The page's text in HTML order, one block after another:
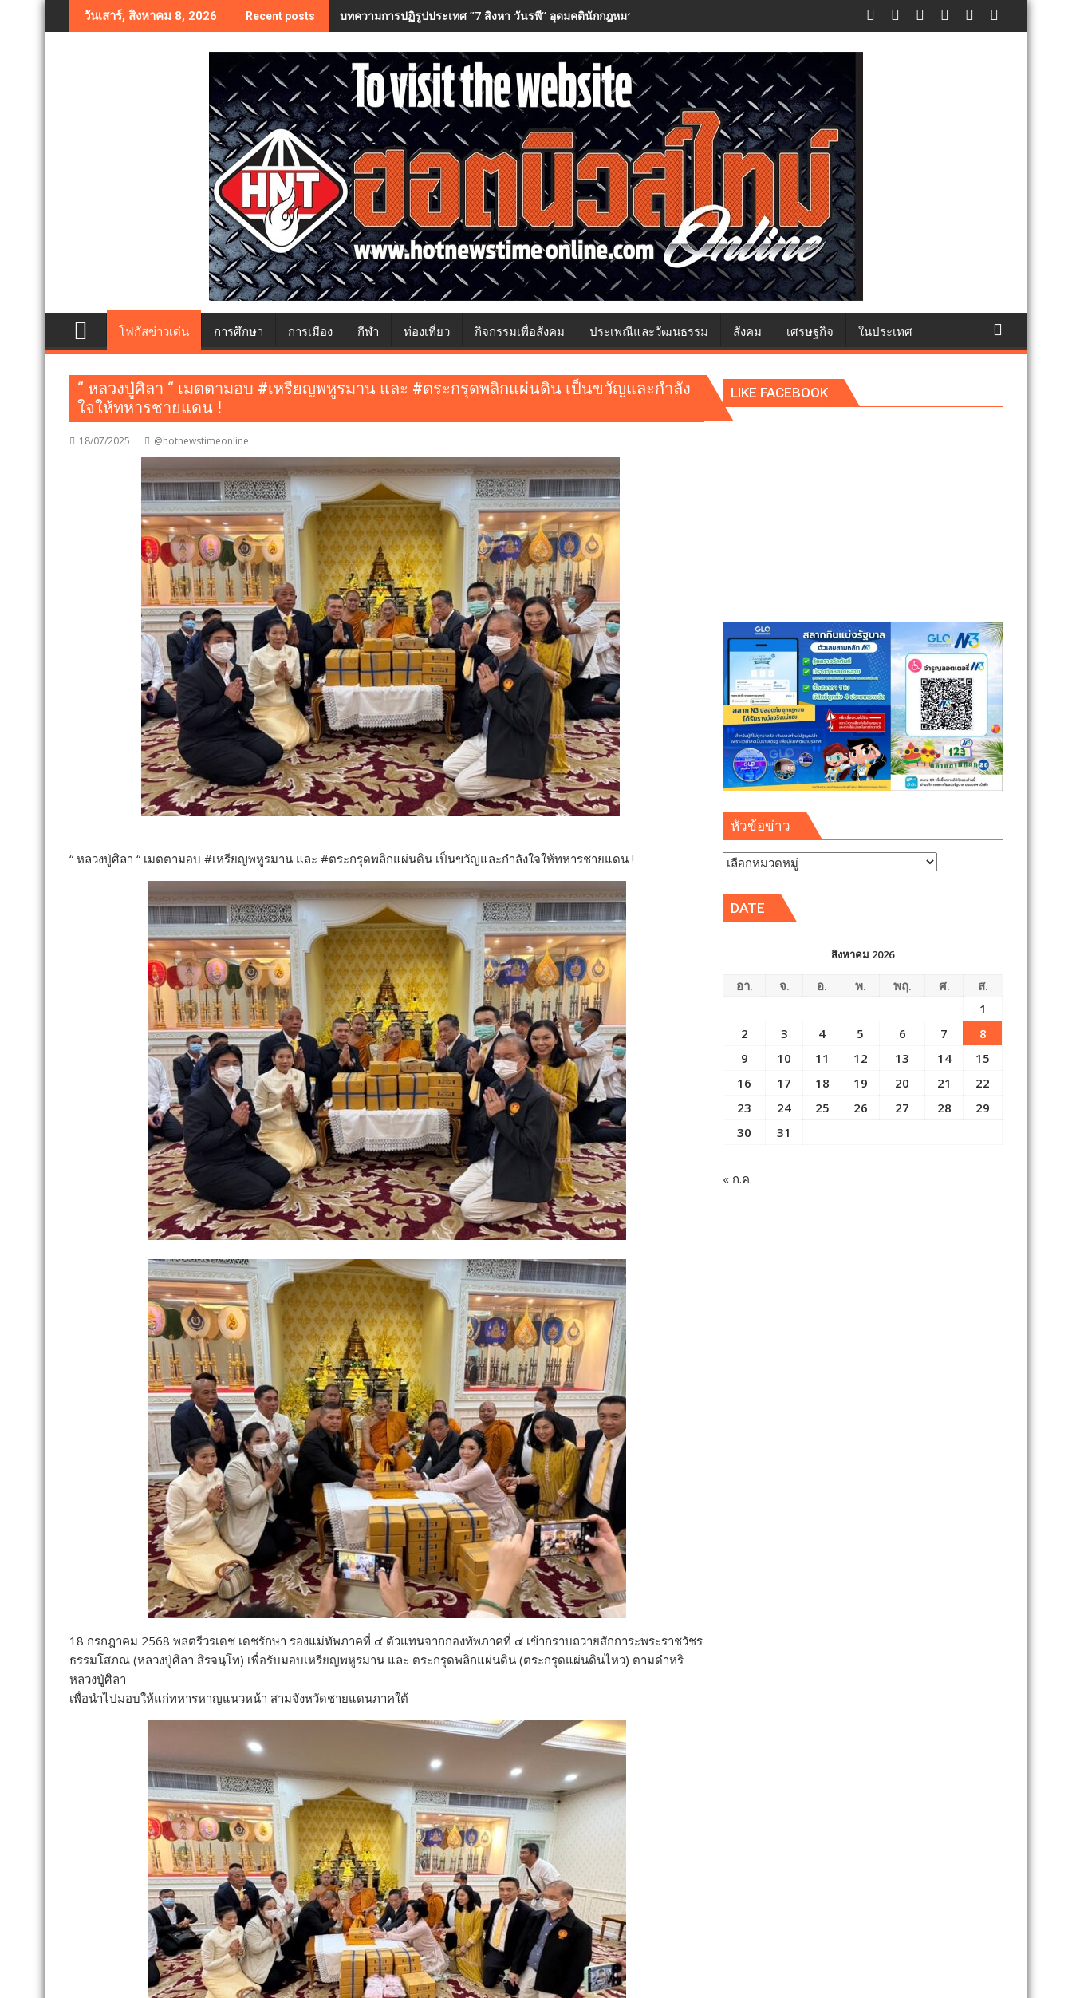
to
วันเสาร์, สิงหาคม 8, 2026 Recent posts บทความการปฏิรูปประเทศ ”7 สิงหา วันรพี“ อุดมคตินักกฎหมายภายใต้วิกฤติศรัทธา
โฟกัสข่าวเด่น การศึกษา การเมือง กีฬา ท่องเที่ยว กิจกรรมเพื่อสังคม ประเพณีและวัฒนธรรม สังคม เศรษฐกิจ ในประเทศ
“ หลวงปู่ศิลา “ เมตตามอบ #เหรียญพหูรมาน และ #ตระกรุดพลิกแผ่นดิน เป็นขวัญและกำลัง
ใจให้ทหารชายแดน !
18/07/2025 @hotnewstimeonline
“ หลวงปู่ศิลา “ เมตตามอบ #เหรียญพหูรมาน และ #ตระกรุดพลิกแผ่นดิน เป็นขวัญและกำลังใจให้ทหารชายแดน !
18 กรกฎาคม 2568 พลตรีวรเดช เดชรักษา รองแม่ทัพภาคที่ ๔ ตัวแทนจากกองทัพภาคที่ ๔ เข้ากราบถวายสักการะพระราชวัชร
ธรรมโสภณ (หลวงปู่ศิลา สิรจนฺโท) เพื่อรับมอบเหรียญพหูรมาน และ ตระกรุดพลิกแผ่นดิน (ตระกรุดแผ่นดินไหว) ตามดำหริ
หลวงปู่ศิลา
เพื่อนำไปมอบให้แก่ทหารหาญแนวหน้า สามจังหวัดชายแดนภาคใต้
LIKE FACEBOOK
หัวข้อข่าว
หัวข้อ
DATE
สิงหาคม 2026
อา. จ. อ. พ. พฤ. ศ.
ส.
1
2
3 4 5 6 7
8
9
10 11 12 13 14
15
16
17 18 19 20 21
22
23
24 25 26 27 28
29
30
31
« ก.ค.